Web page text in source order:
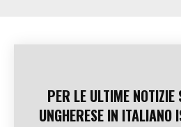
PER LE ULTIME NOTIZIE
UNGHERESE IN ITALIANO